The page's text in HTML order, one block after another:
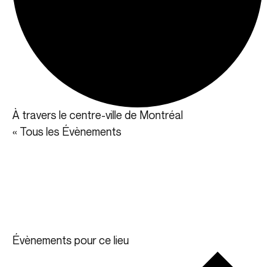
À travers le centre-ville de Montréal
« Tous les Évènements
Évènements pour ce lieu